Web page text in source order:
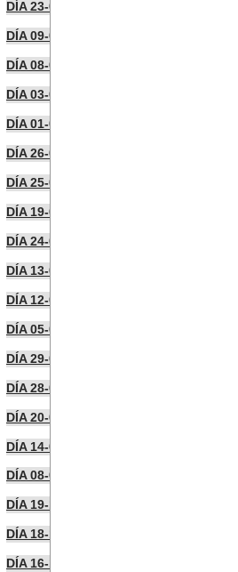
DÍA 23-04-2025
DÍA 09-04-2025
DÍA 08-04-2025
DÍA 03-04-2025
DÍA 01-04-2025
DÍA 26-03-2025
DÍA 25-03-2025
DÍA 19-03-2025
DÍA 24-02-2025
DÍA 13-02-2025
DÍA 12-02-2025
DÍA 05-02-2025
DÍA 29-01-2025
DÍA 28-01-2025
DÍA 20-01-2025
DÍA 14-01-2025
DÍA 08-01-2025
DÍA 19-12-2024
DÍA 18-12-2024
DÍA 16-12-2024